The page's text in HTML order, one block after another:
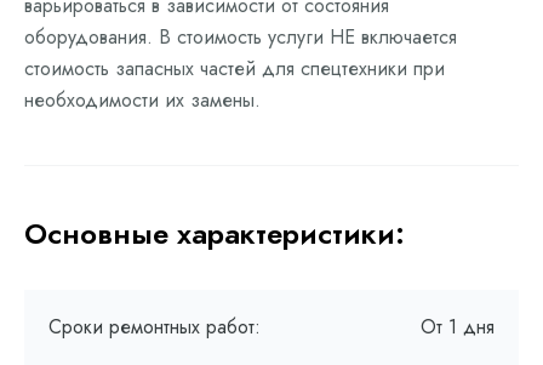
оборудования. В стоимость услуги НЕ включается
стоимость запасных частей для спецтехники при
необходимости их замены.
Основные характеристики:
Сроки ремонтных работ: От 1 дня